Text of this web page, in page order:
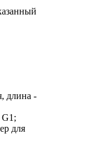
длина -
G1;
для